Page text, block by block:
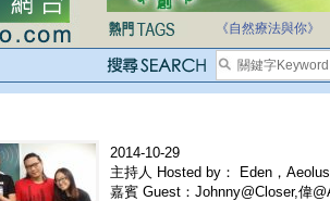
《自然療法與你》
2014-10-29
主持人 Hosted by： Eden，Aeolus
嘉賓 Guest：Johnny@Closer,偉